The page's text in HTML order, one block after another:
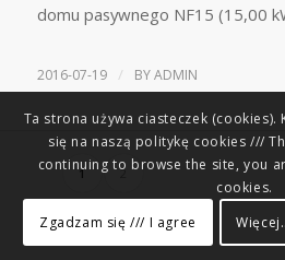
domu pasywnego NF15 (15,00
2016-07-19 / BYADMIN
1 2
Ta strona używa ciasteczek (cookies).
się na naszą politykę cookies ///
continuing to browse the site, you
cookies.
Zgadzam się /// I agree